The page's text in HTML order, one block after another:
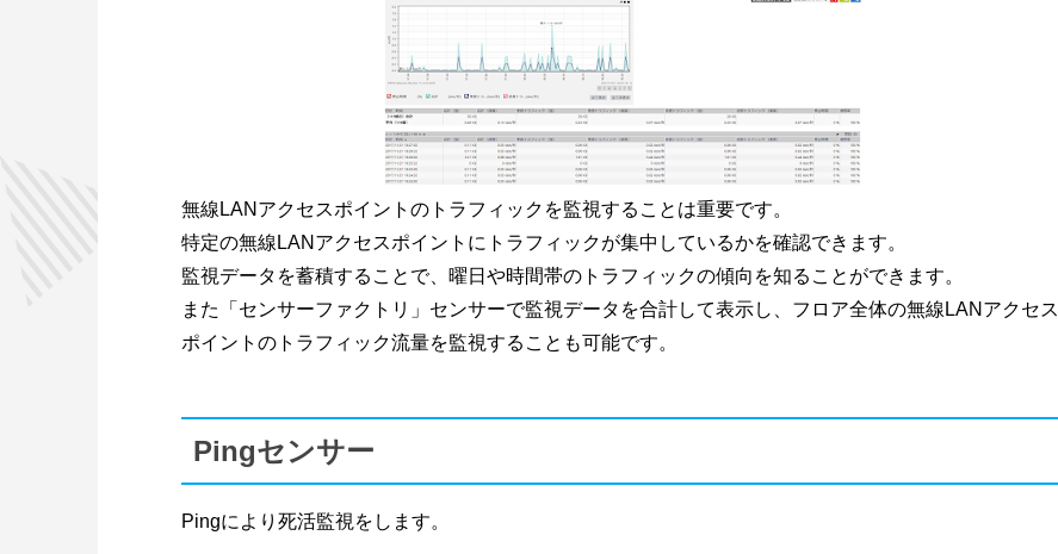
無線LANアクセスポイントのトラフィックを監視することは重要です。
特定の無線LANアクセスポイントにトラフィックが集中しているかを確認できます。
監視データを蓄積することで、曜日や時間帯のトラフィックの傾向を知ることができます。
また「センサーファクトリ」センサーで監視データを合計して表示し、フロア全体の無線LANアクセス
ポイントのトラフィック流量を監視することも可能です。
Pingセンサー
Pingにより死活監視をします。